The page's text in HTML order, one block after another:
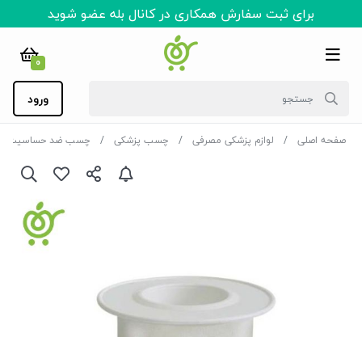
برای ثبت سفارش همکاری در کانال بله عضو شوید
0
ورود
صفحه اصلی لوازم پزشکی مصرفی چسب پزشکی چسب ضد حساسیت